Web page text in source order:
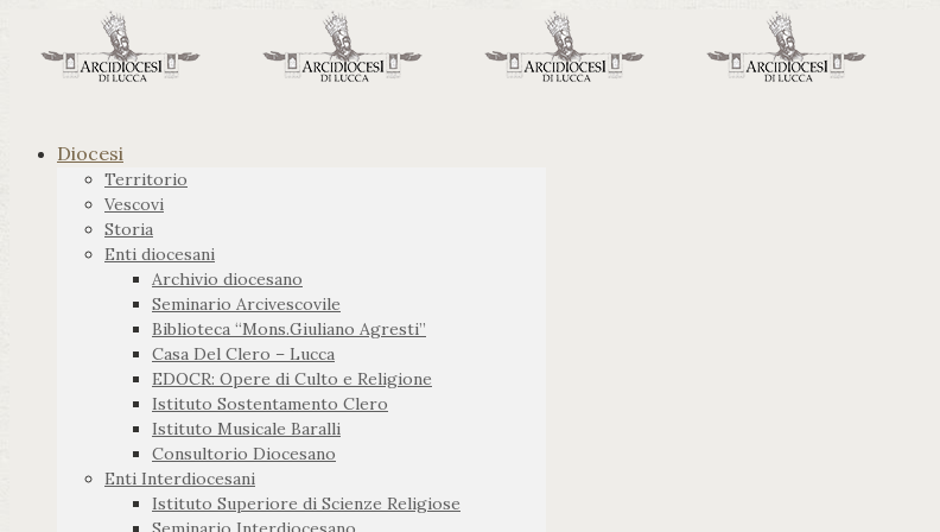
Diocesi
Territorio
Vescovi
Storia
Enti diocesani
Archivio diocesano
Seminario Arcivescovile
Biblioteca “Mons.Giuliano Agresti”
Casa Del Clero – Lucca
EDOCR: Opere di Culto e Religione
Istituto Sostentamento Clero
Istituto Musicale Baralli
Consultorio Diocesano
Enti Interdiocesani
Istituto Superiore di Scienze Religiose